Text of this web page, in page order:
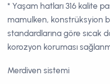
* Yaşam hatları 316 kalite
mamulken, konstrüksyion
standardlarına göre sıcak
korozyon koruması
Merdiven sistemi